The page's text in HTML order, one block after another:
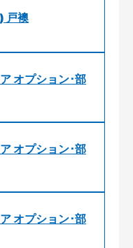
戸襖
オプション･部
オプション･部
オプション･部